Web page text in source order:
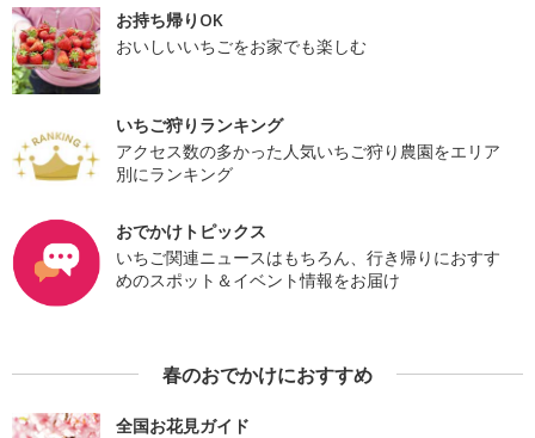
お持ち帰りOK
おいしいいちごをお家でも楽しむ
いちご狩りランキング
アクセス数の多かった人気いちご狩り農園をエリア
別にランキング
おでかけトピックス
いちご関連ニュースはもちろん、行き帰りにおすす
めのスポット＆イベント情報をお届け
春のおでかけにおすすめ
全国お花見ガイド